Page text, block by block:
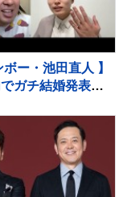
ボー・池田直人 】
ガチ結婚発表
んない」お相手は
ナウンサー・佐藤
ジャンボたかお